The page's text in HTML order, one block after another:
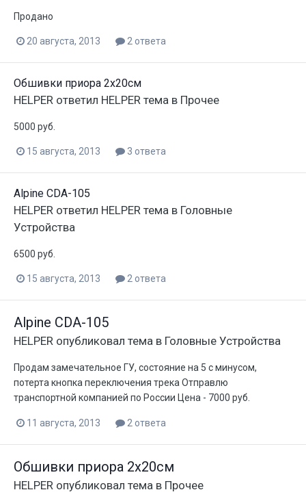
Продано
20 августа, 2013 2 ответа
Обшивки приора 2х20см
HELPER ответил HELPER тема в Прочее
5000 руб.
15 августа, 2013 3 ответа
Alpine CDA-105
HELPER ответил HELPER тема в Головные
Устройства
6500 руб.
15 августа, 2013 2 ответа
Alpine CDA-105
HELPER опубликовал тема в Головные Устройства
Продам замечательное ГУ, состояние на 5 с минусом,
потерта кнопка переключения трека Отправлю
транспортной компанией по России Цена - 7000 руб.
11 августа, 2013 2 ответа
Обшивки приора 2х20см
HELPER опубликовал тема в Прочее